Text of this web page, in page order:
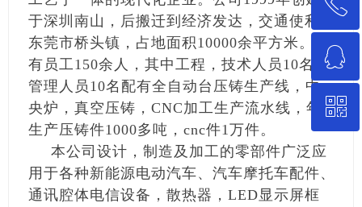
于深圳南山，后搬迁到经济发达，交通使利的
东莞市桥头镇，占地面积10000余平方米。现
有员工150余人，其中工程，技术人员10名，
管理人员10名配有全自动台压铸生产线，中
央炉，真空压铸，CNC加工生产流水线，年
生产压铸件1000多吨，cnc件1万件。
本公司设计，制造及加工的零部件广泛应
用于各种新能源电动汽车、汽车摩托车配件、
通讯腔体电信设备，散热器，LED显示屏框
回到顶部
ꂅ
13662240789
ꁗ
QQ客服
ꀥ
微信二维码